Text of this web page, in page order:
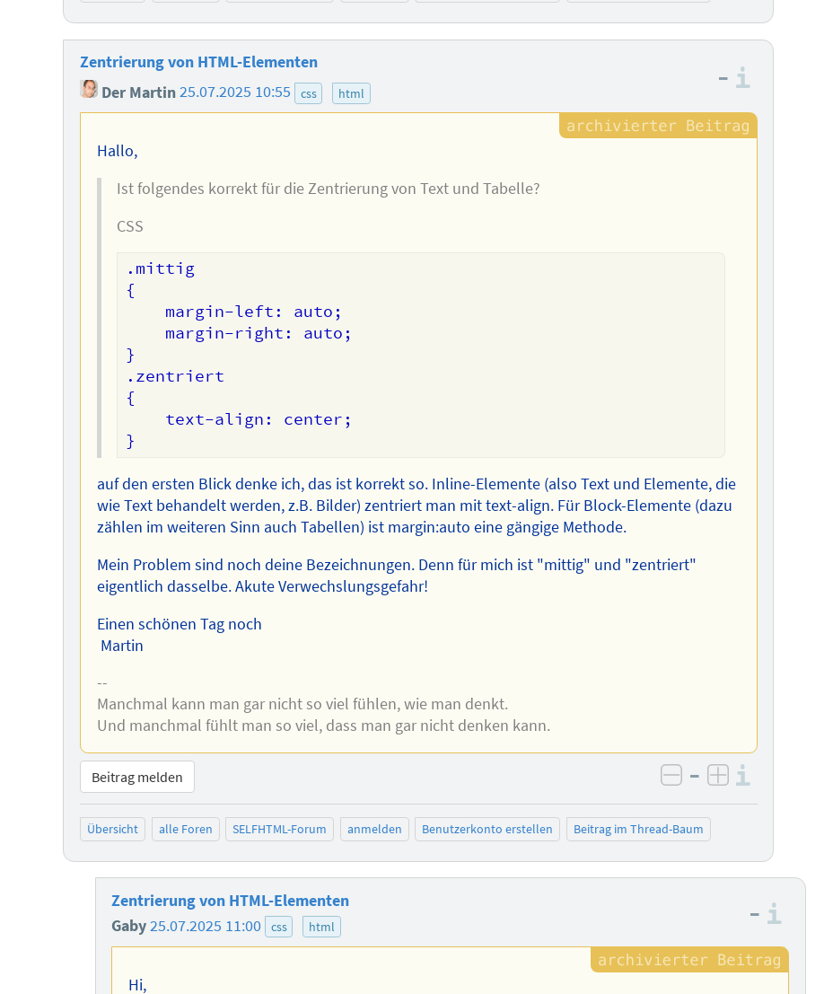
Zentrierung von HTML-Elementen
Der Martin25.07.2025 10:55 css html
–
Hallo,
Ist folgendes korrekt für die Zentrierung von Text und Tabelle?
CSS
.mittig
{
    margin-left: auto;
    margin-right: auto;
}
.zentriert
{
    text-align: center;
auf den ersten Blick denke ich, das ist korrekt so. Inline-Elemente (also Text und Elemente, die
wie Text behandelt werden, z.B. Bilder) zentriert man mit text-align. Für Block-Elemente (dazu
zählen im weiteren Sinn auch Tabellen) ist margin:auto eine gängige Methode.
Mein Problem sind noch deine Bezeichnungen. Denn für mich ist "mittig" und "zentriert"
eigentlich dasselbe. Akute Verwechslungsgefahr!
Einen schönen Tag noch
Martin
--
Manchmal kann man gar nicht so viel fühlen, wie man denkt.
Und manchmal fühlt man so viel, dass man gar nicht denken kann.
Beitrag melden negativ bewerten
– positiv
Übersicht alle Foren SELFHTML-Forum anmelden Benutzerkonto erstellen Beitrag im Thread-Baum
Zentrierung von HTML-Elementen
Gaby25.07.2025 11:00 css html –
Hi,